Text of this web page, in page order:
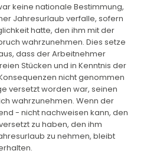
keine nationale Bestimmung,
Jahresurlaub verfalle, sofern
hatte, den ihm mit der
wahrzunehmen. Dies setze
dass der Arbeitnehmer
Stücken und in Kenntnis der
nicht genommen
versetzt worden war, seinen
wahrzunehmen. Wenn der
- nicht nachweisen kann, den
zu haben, den ihm
zu nehmen, bleibt